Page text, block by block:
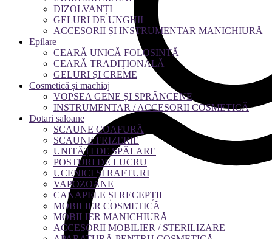
DIZOLVANȚI
GELURI DE UNGHII
ACCESORII ȘI INSTRUMENTAR MANICHIURĂ
Epilare
CEARĂ UNICĂ FOLOSINTĂ
CEARĂ TRADIȚIONALĂ
GELURI ȘI CREME
Cosmetică și machiaj
VOPSEA GENE ȘI SPRÂNCENE
INSTRUMENTAR / ACCESORII COSMETICĂ
Dotari saloane
SCAUNE COAFURĂ
SCAUNE FRIZERIE
UNITĂȚI DE SPĂLARE
POSTURI DE LUCRU
UCENICI ȘI RAFTURI
VAPOZOANE
CANAPELE ȘI RECEPȚII
MOBILIER COSMETICĂ
MOBILIER MANICHIURĂ
ACCESORII MOBILIER / STERILIZARE